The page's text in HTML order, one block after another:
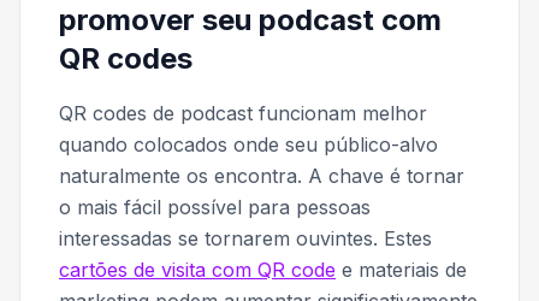
promover seu podcast com
QR codes
QR codes de podcast funcionam melhor
quando colocados onde seu público-alvo
naturalmente os encontra. A chave é tornar
o mais fácil possível para pessoas
interessadas se tornarem ouvintes. Estes
cartões de visita com QR code e materiais de